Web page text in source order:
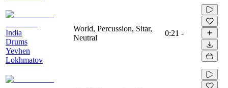
India
Drums
Yevhen
Lokhmatov
World, Percussion, Sitar,
Neutral
0:21 -